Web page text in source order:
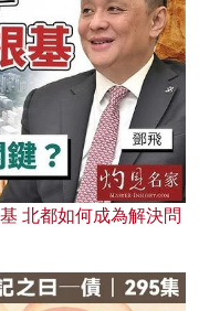
北都如何成為解決問